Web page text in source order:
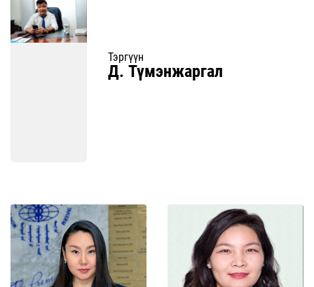
Тэргүүн
Д. Түмэнжаргал
Дэлгэрэнгүй